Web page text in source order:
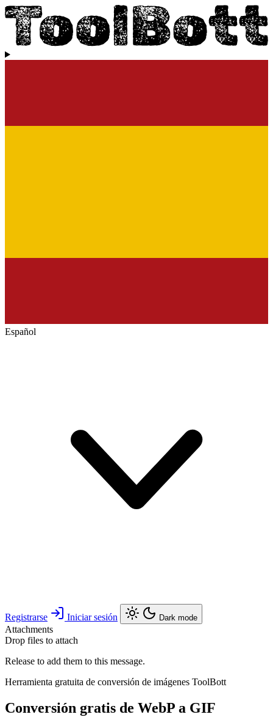
Español
Registrarse Iniciar sesión Dark mode
Attachments
Drop files to attach
Release to add them to this message.
Herramienta gratuita de conversión de imágenes ToolBott
Conversión gratis de WebP a GIF